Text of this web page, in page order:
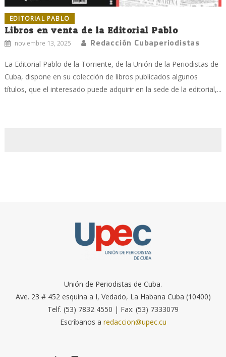
EDITORIAL PABLO
Libros en venta de la Editorial Pablo
noviembre 13, 2025 Redacción Cubaperiodistas
La Editorial Pablo de la Torriente, de la Unión de la Periodistas de
Cuba, dispone en su colección de libros publicados algunos
títulos, que el interesado puede adquirir en la sede de la editorial,...
Unión de Periodistas de Cuba.
Ave. 23 # 452 esquina a I, Vedado, La Habana Cuba (10400)
Telf. (53) 7832 4550 | Fax: (53) 7333079
Escríbanos a redaccion@upec.cu